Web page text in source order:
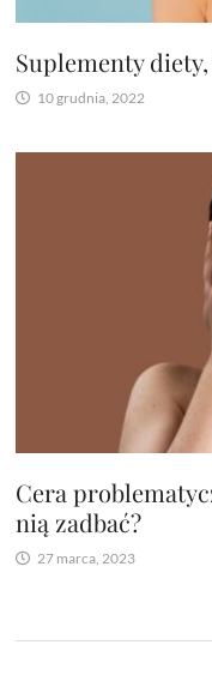
Suplementy
10 grudnia, 2022
Cera
nią zadbać?
27 marca, 2023